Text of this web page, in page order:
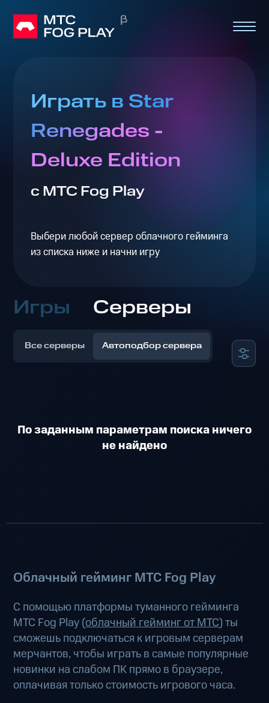
Играть в Star
Renegades -
Deluxe Edition
с МТС Fog Play
Выбери любой сервер облачного гейминга
из списка ниже и начни игру
Игры Серверы
Все серверы Автоподбор сервера
По заданным параметрам поиска ничего
не найдено
Облачный гейминг МТС Fog Play
С помощью платформы туманного гейминга
МТС Fog Play (облачный гейминг от МТС) ты
сможешь подключаться к игровым серверам
мерчантов, чтобы играть в самые популярные
новинки на слабом ПК прямо в браузере,
оплачивая только стоимость игрового часа.